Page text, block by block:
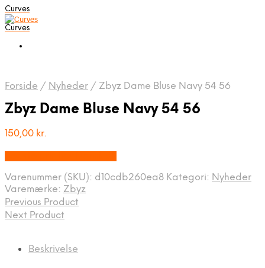
Curves
Curves
Forside / Nyheder / Zbyz Dame Bluse Navy 54 56
Zbyz Dame Bluse Navy 54 56
150,00 kr.
Varenummer (SKU): d10cdb260ea8 Kategori: Nyheder
Varemærke: Zbyz
Previous Product
Next Product
Beskrivelse